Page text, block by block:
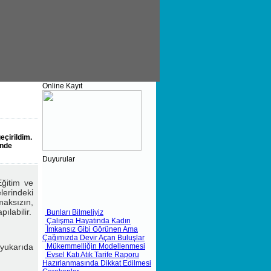
ve
Online Kayıt
Duyurular
Çalışma Hayatında Kadın
İmkansız Gibi Görünen Ama
Çağımızda Devir Açan Buluşlar
Mükemmelliğin Modellenmesi
Evsel Katı Atık Tarife Raporu
Hazırlanmasında Dikkat Edilmesi
Gerekenler